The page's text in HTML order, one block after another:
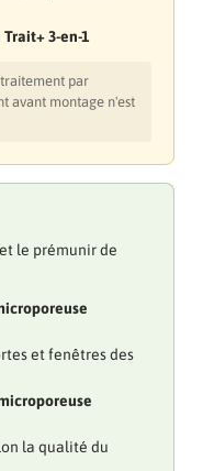
3-en-1
par
avant montage n'est
le prémunir de
et fenêtres des
la qualité du